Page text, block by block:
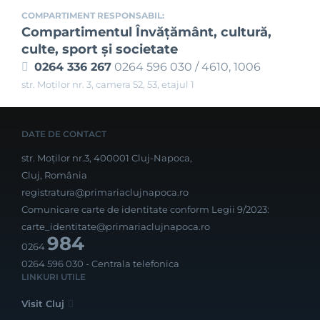
COMPARTIMENT RESPONSABIL:
Compartimentul Învăţământ, cultură,
culte, sport şi societate
0264 336 267 0264 596 030 / 4610, 1006
str. Moților nr. 3, camera 52, 53, etajul 1
DATE DE CONTACT
str. Moților nr.3, 400001 Cluj-Napoca,
Cluj, România
registratura@primariaclujnapoca.ro
Comunicare carte de identitate conform Legii 9/2023:
carte_identitate@primariaclujnapoca.ro
0264984
0264 596 030 - Centrala telefonica
LINKURI UTILE
Visit Cluj